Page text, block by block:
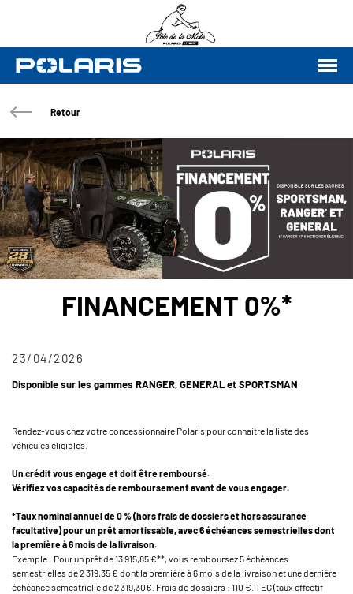
Retour
FINANCEMENT 0%*
23/04/2026
Disponible sur les gammes RANGER, GENERAL et SPORTSMAN
Rendez-vous chez votre concessionnaire Polaris pour connaitre la liste des
véhicules éligibles.
Un crédit vous engage et doit être remboursé.
Vérifiez vos capacités de remboursement avant de vous engager.
*Taux nominal annuel de 0 % (hors frais de dossiers et hors assurance
facultative) pour un prêt amortissable, avec 6 échéances semestrielles dont
la première à 6 mois de la livraison.
Exemple : Pour un prêt de 13 915,85 €**, vous remboursez 5 échéances
semestrielles de 2 319,35 € dont la première à 6 mois de la livraison et une dernière
échéance semestrielle de 2 319,30€. Frais de dossiers : 110 €. TEG (taux effectif